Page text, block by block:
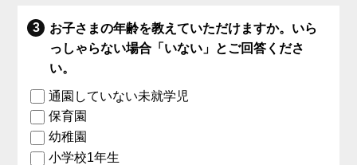
お子さまの年齢を教えていただけますか。いら
っしゃらない場合「いない」とご回答くださ
い。
通園していない未就学児
保育園
幼稚園
小学校1年生